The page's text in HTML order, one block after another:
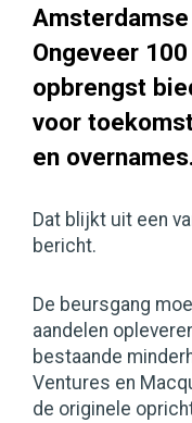
Ongeveer
opbrengst
voor
en
Dat blijkt uit een
bericht.
De beursgang
aandelen
bestaande
Ventures en
de originele